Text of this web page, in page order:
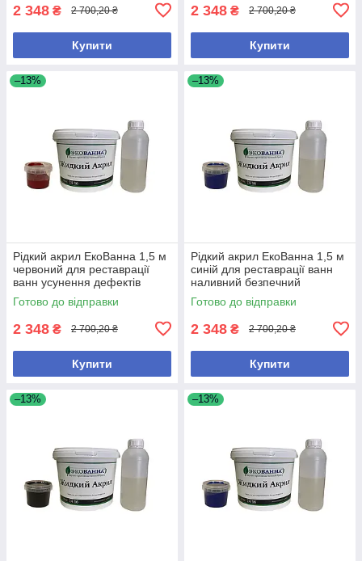
2 348 ₴ 2 700,20 ₴
Купити
2 348 ₴ 2 700,20 ₴
Купити
–13%
Рідкий акрил ЕкоВанна 1,5 м
червоний для реставрації
ванн усунення дефектів
Готово до відправки
2 348 ₴ 2 700,20 ₴
Купити
–13%
Рідкий акрил ЕкоВанна 1,5 м
синій для реставрації ванн
наливний безпечний
антибактеріальний
Готово до відправки
2 348 ₴ 2 700,20 ₴
Купити
–13% –13%